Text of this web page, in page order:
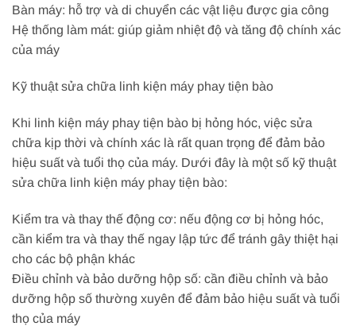
Bàn máy: hỗ trợ và di chuyển các vật liệu được gia công
Hệ thống làm mát: giúp giảm nhiệt độ và tăng độ chính xác
của máy
Kỹ thuật sửa chữa linh kiện máy phay tiện bào
Khi linh kiện máy phay tiện bào bị hỏng hóc, việc sửa
chữa kịp thời và chính xác là rất quan trọng để đảm bảo
hiệu suất và tuổi thọ của máy. Dưới đây là một số kỹ thuật
sửa chữa linh kiện máy phay tiện bào:
Kiểm tra và thay thế động cơ: nếu động cơ bị hỏng hóc,
cần kiểm tra và thay thế ngay lập tức để tránh gây thiệt hại
cho các bộ phận khác
Điều chỉnh và bảo dưỡng hộp số: cần điều chỉnh và bảo
dưỡng hộp số thường xuyên để đảm bảo hiệu suất và tuổi
thọ của máy